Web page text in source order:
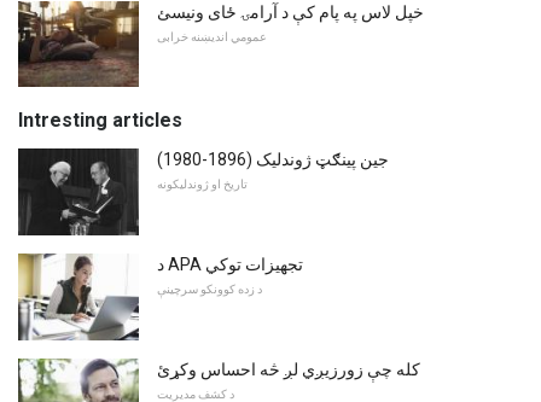
خپل لاس په پام کې د آرامۍ ځای ونیسئ
عمومي اندیښنه خرابی
Intresting articles
جین پینګټ ژوندلیک (1896-1980)
تاریخ او ژوندلیکونه
د APA تجهیزات توکي
د زده کوونکو سرچینې
کله چې زورزیږي لږ څه احساس وکړئ
د کشف مدیریت